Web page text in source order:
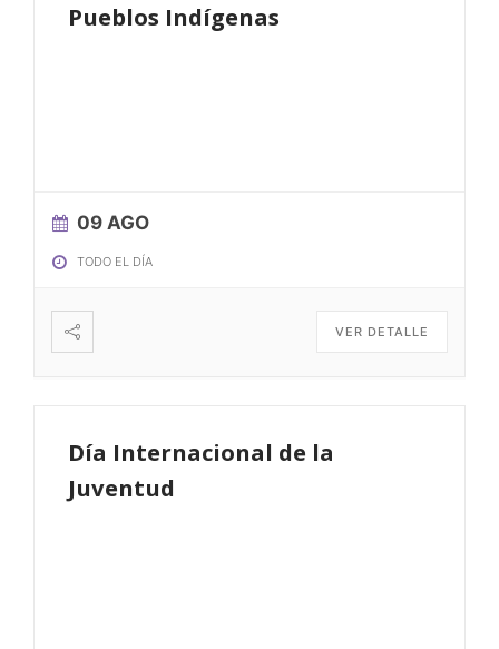
Pueblos Indígenas
09 AGO
TODO EL DÍA
VER DETALLE
Día Internacional de la
Juventud